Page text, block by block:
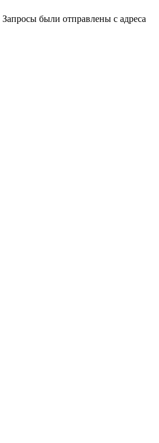
были отправлены с адреса